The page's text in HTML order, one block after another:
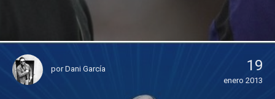
porDani García 19
enero 2013